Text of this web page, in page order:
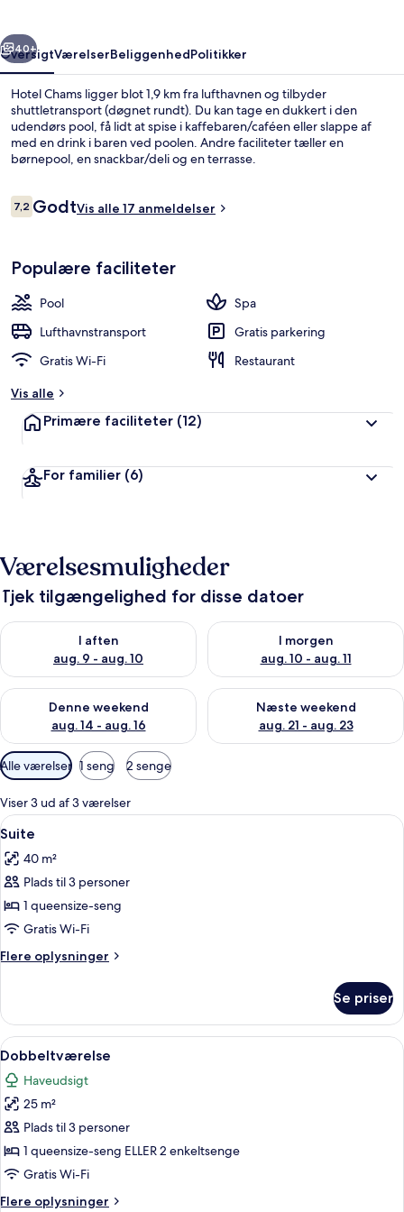
Næste
40+
OversigtVærelserBeliggenhedPolitikker
Hotel Chams ligger blot 1,9 km fra lufthavnen og tilbyder
shuttletransport (døgnet rundt). Du kan tage en dukkert i den
udendørs pool, få lidt at spise i kaffebaren/caféen eller slappe af
med en drink i baren ved poolen. Andre faciliteter tæller en
børnepool, en snackbar/deli og en terrasse.
Anmeldelser
7,27,2 ud af 10.
GodtVis alle 17 anmeldelser
Populære faciliteter
Pool
Spa
Lufthavnstransport
Gratis parkering
Gratis Wi-Fi
Restaurant
Vis alle
Primære faciliteter (12)
For familier (6)
Værelsesmuligheder
Tjek tilgængelighed for disse datoer
I aften
aug. 9 - aug. 10
Tjek tilgængelighed for i aften aug. 9 - aug. 10
I morgen
aug. 10 - aug. 11
Tjek tilgængelighed for i
Denne weekend
aug. 14 - aug. 16
Tjek tilgængelighed for denne weekend aug. 14 - aug. 16
Næste weekend
aug. 21 - aug. 23
Tjek tilgængelighed for næste
Tilgængelige
filtre
for
værelser
Alle værelser 1 seng 2 senge
Viser 3 ud af 3 værelser
Indlæs
alle
billeder
af
Suite
Et hotelværelse med en stor seng,
5
Suite
40 m²
Plads til 3 personer
1 queensize-seng
Gratis Wi-Fi
Flere oplysninger
Flere
Se priser
Indlæs
alle
billeder
af
Dobbeltværelse
Et hotelværelse med en stor seng,
5
Dobbeltværelse
Haveudsigt
25 m²
Plads til 3 personer
1 queensize-seng ELLER 2 enkeltsenge
Gratis Wi-Fi
Flere oplysninger
Flere